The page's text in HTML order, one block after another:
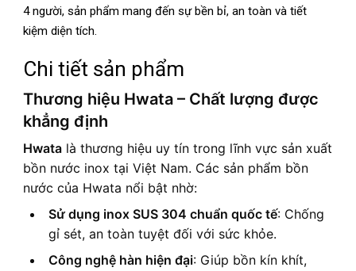
4 người, sản phẩm mang đến sự bền bỉ, an toàn và tiết
kiệm diện tích.
Chi tiết sản phẩm
Thương hiệu Hwata – Chất lượng được
khẳng định
Hwata là thương hiệu uy tín trong lĩnh vực sản xuất
bồn nước inox tại Việt Nam. Các sản phẩm bồn
nước của Hwata nổi bật nhờ:
Sử dụng inox SUS 304 chuẩn quốc tế: Chống
gỉ sét, an toàn tuyệt đối với sức khỏe.
Công nghệ hàn hiện đại: Giúp bồn kín khít,